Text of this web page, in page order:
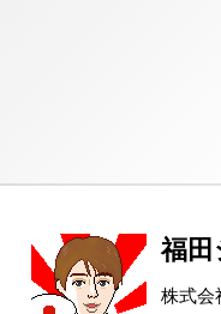
福田
株式会